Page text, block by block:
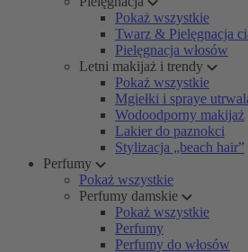
Pokaż wszystkie
Twarz & Pielęgnacja
Pielęgnacja włosów
Letni makijaż i trendy
Pokaż wszystkie
Mgiełki i spraye
Wodoodporny makijaż
Lakier do paznokci
Stylizacja „beach hair”
Perfumy
Pokaż wszystkie
Perfumy damskie
Pokaż wszystkie
Perfumy
Perfumy do włosów